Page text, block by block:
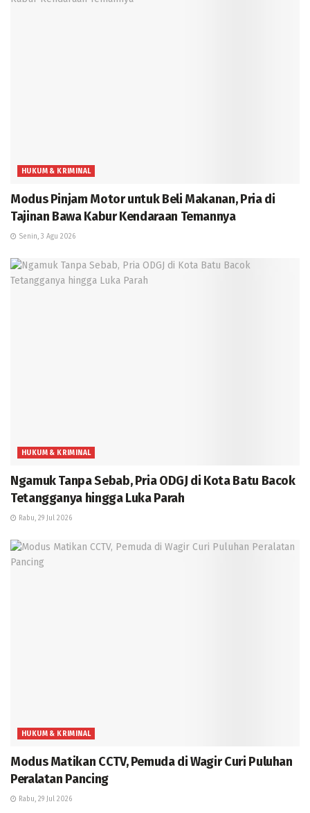
HUKUM & KRIMINAL
Modus Pinjam Motor untuk Beli Makanan, Pria di
Tajinan Bawa Kabur Kendaraan Temannya
Senin, 3 Agu 2026
HUKUM & KRIMINAL
Ngamuk Tanpa Sebab, Pria ODGJ di Kota Batu Bacok
Tetangganya hingga Luka Parah
Rabu, 29 Jul 2026
HUKUM & KRIMINAL
Modus Matikan CCTV, Pemuda di Wagir Curi Puluhan
Peralatan Pancing
Rabu, 29 Jul 2026